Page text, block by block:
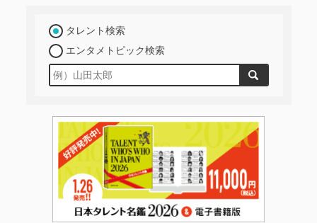
タレント検索
エンタメトピック検索